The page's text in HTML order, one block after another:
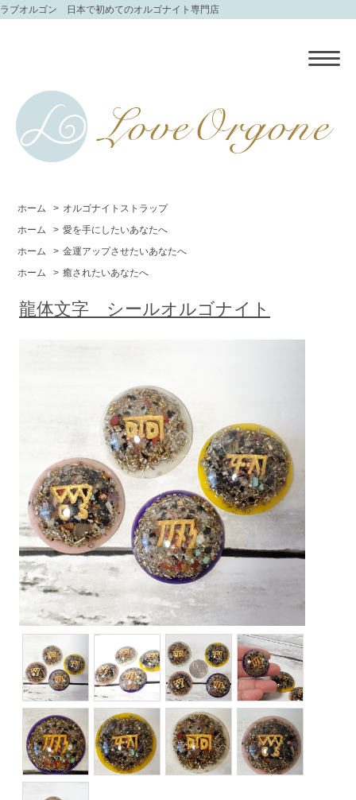
ラブオルゴン 日本で初めてのオルゴナイト専門店
ホーム > オルゴナイトストラップ
ホーム
> 愛を手にしたいあなたへ
ホーム
> 金運アップさせたいあなたへ
ホーム
> 癒されたいあなたへ
龍体文字 シールオルゴナイト